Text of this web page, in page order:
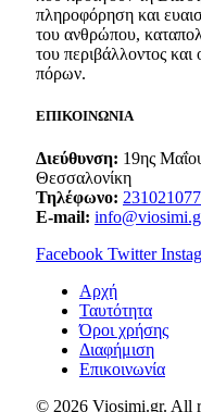
πληροφόρηση και
του ανθρώπου,
του περιβάλλοντος
πόρων.
ΕΠΙΚΟΙΝΩΝΙΑ
Διεύθυνση: 19ης
Θεσσαλονίκη
Τηλέφωνο:
E-mail:
Facebook Twitter
Aρχή
Ταυτότητα
Όροι χρήσης
Διαφήμιση
Επικοινωνία
© 2026 Viosimi.gr. All